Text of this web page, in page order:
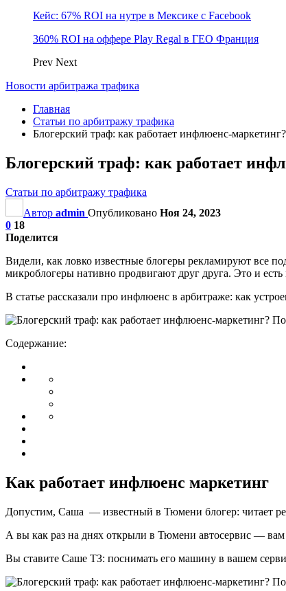
Кейс: 67% ROI на нутре в Мексике с Facebook
360% ROI на оффере Play Regal в ГЕО Франция
Prev Next
Новости арбитража трафика
Главная
Статьи по арбитражу трафика
Блогерский траф: как работает инфлюенс-
Блогерский траф: как работает
Статьи по арбитражу трафика
Автор admin Опубликовано Ноя 24, 2023
0 18
Поделится
Видели, как ловко известные блогеры рекламируют все
микроблогеры нативно продвигают друг друга. Это и
В статье рассказали про инфлюенс в арбитраже: как
Содержание:
Как работает инфлюенс маркетинг
Допустим, Саша — известный в Тюмени блогер: читает
А вы как раз на днях открыли в Тюмени автосервис —
Вы ставите Саше ТЗ: поснимать его машину в вашем